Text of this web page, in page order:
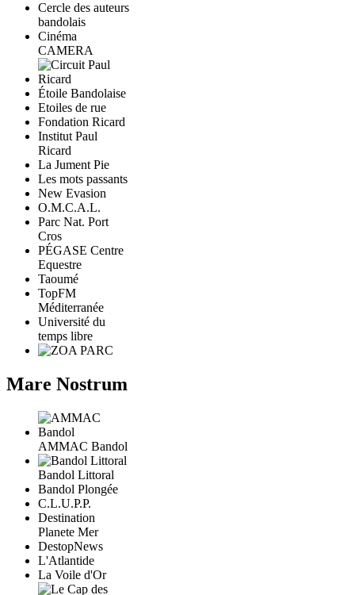
Cercle des auteurs
bandolais
Cinéma
CAMERA
Étoile Bandolaise
Etoiles de rue
Fondation Ricard
Institut Paul
Ricard
La Jument Pie
Les mots passants
New Evasion
O.M.C.A.L.
Parc Nat. Port
Cros
PÉGASE Centre
Equestre
Taoumé
TopFM
Méditerranée
Université du
temps libre
Mare Nostrum
AMMAC Bandol
Bandol Littoral
Bandol Plongée
C.L.U.P.P.
Destination
Planete Mer
DestopNews
L'Atlantide
La Voile d'Or